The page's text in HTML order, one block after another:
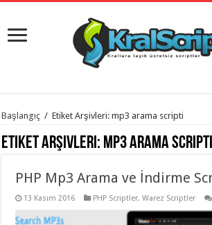
istanbul
evden
eve
organizasyon,
evden
taşımacılık,
Başlangıç / Etiket Arşivleri: mp3 arama scripti
Etiket Arşivleri: mp3 arama scripti
PHP Mp3 Arama ve İndirme
13 Kasım 2016 PHP Scriptler,Warez Scriptler